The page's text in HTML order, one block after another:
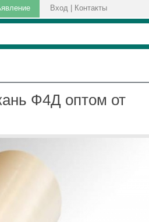
Вход Контакты
Ф4Д оптoм от